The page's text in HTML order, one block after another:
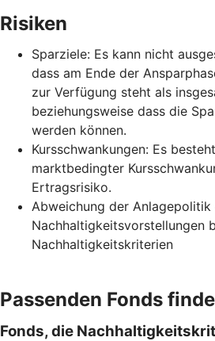
Risiken
Sparziele: Es kann nicht
dass am Ende der
zur Verfügung steht als
beziehungsweise dass die
werden können.
Kursschwankungen: Es
marktbedingter
Ertragsrisiko.
Abweichung der
Nachhaltigkeitsvorstellungen
Nachhaltigkeitskriterien
Passenden Fonds
Fonds, die